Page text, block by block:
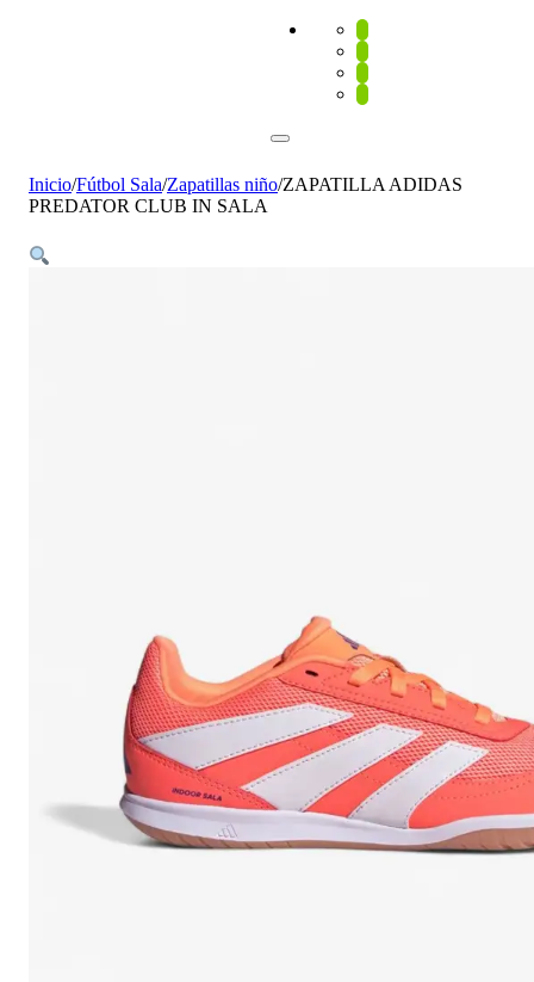
Inicio/Fútbol Sala/Zapatillas niño/ZAPATILLA ADIDAS
PREDATOR CLUB IN SALA